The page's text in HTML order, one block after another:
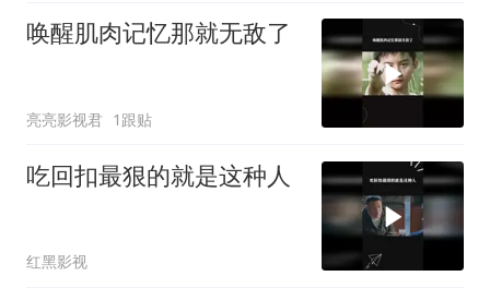
唤醒肌肉记忆那就无敌了
亮亮影视君 1跟贴
吃回扣最狠的就是这种人
红黑影视